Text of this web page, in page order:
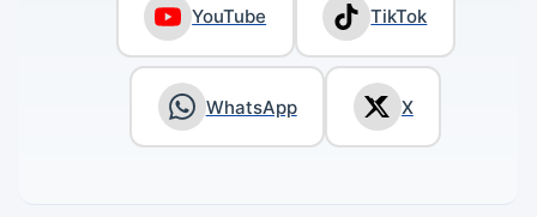
YouTube TikTok
WhatsApp X